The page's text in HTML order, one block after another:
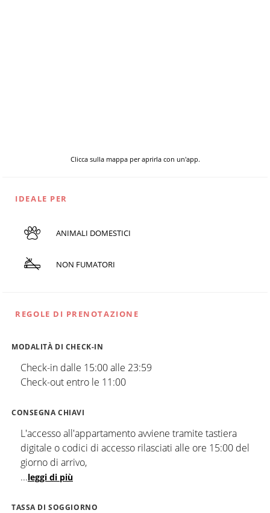
Clicca sulla mappa per aprirla con un'app.
IDEALE PER
ANIMALI DOMESTICI
NON FUMATORI
REGOLE DI PRENOTAZIONE
MODALITÀ DI CHECK-IN
Check-in dalle 15:00 alle 23:59
Check-out entro le 11:00
CONSEGNA CHIAVI
L'accesso all'appartamento avviene tramite tastiera
digitale o codici di accesso rilasciati alle ore 15:00 del
giorno di arrivo,
...leggi di più
TASSA DI SOGGIORNO